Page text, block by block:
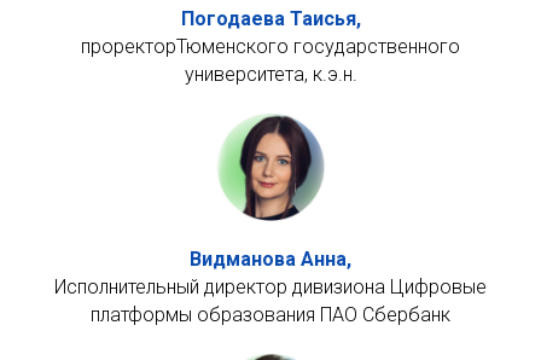
Погодаева Таисья,
проректорТюменского государственного
университета, к.э.н.
Видманова Анна,
Исполнительный директор дивизиона Цифровые
платформы образования ПАО Сбербанк